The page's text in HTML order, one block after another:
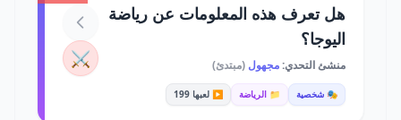
هل تعرف هذه المعلومات عن رياضة
اليوجا؟
منشئ التحدي:مجهول (مبتدئ)
🎭 شخصية 📁 الرياضة ▶️ لعبها 199
⚔️